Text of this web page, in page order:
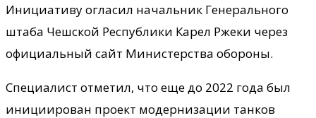
Инициативу огласил начальник Генерального
штаба Чешской Республики Карел Ржеки через
официальный сайт Министерства обороны.
Специалист отметил, что еще до 2022 года был
инициирован проект модернизации танков